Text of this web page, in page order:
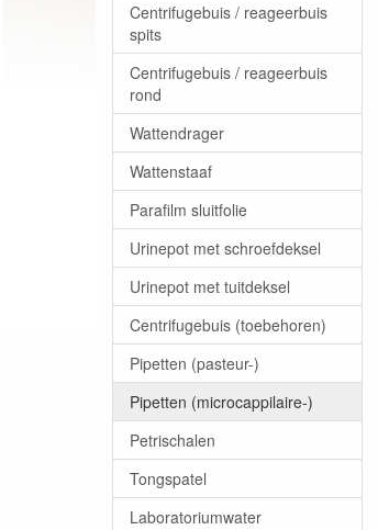
Centrifugebuis / reageerbuis
spits
Centrifugebuis / reageerbuis
rond
Wattendrager
Wattenstaaf
Parafilm sluitfolie
Urinepot met schroefdeksel
Urinepot met tuitdeksel
Centrifugebuis (toebehoren)
Pipetten (pasteur-)
Pipetten (microcappilaire-)
Petrischalen
Tongspatel
Laboratoriumwater